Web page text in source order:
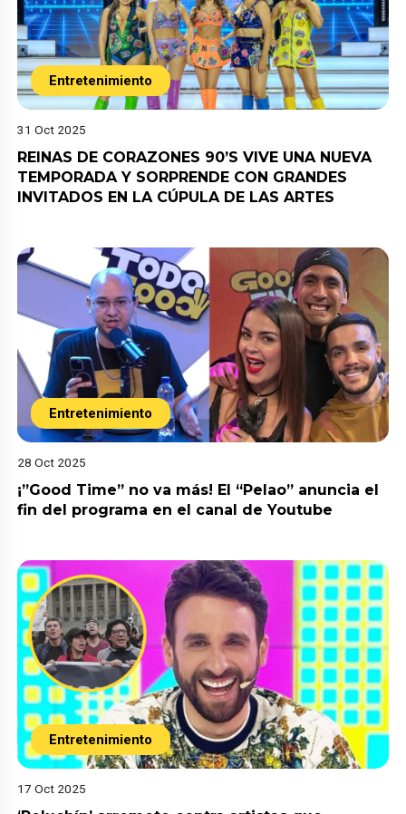
Entretenimiento
31 Oct 2025
REINAS DE CORAZONES 90’S VIVE UNA NUEVA
TEMPORADA Y SORPRENDE CON GRANDES
INVITADOS EN LA CÚPULA DE LAS ARTES
Entretenimiento
28 Oct 2025
¡”Good Time” no va más! El “Pelao” anuncia el
fin del programa en el canal de Youtube
Entretenimiento
17 Oct 2025